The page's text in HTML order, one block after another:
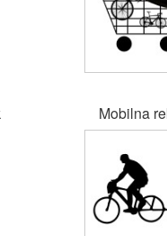
Mobilna